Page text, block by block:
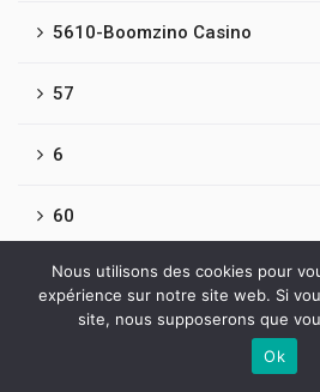
5610-Boomzino Casino
57
6
60
61
Nous utilisons des cookies pour
expérience sur notre site web. Si
site, nous supposerons que
Ok